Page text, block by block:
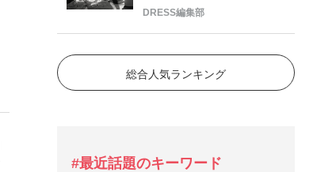
DRESS編集部
総合人気ランキング
#最近話題のキーワード